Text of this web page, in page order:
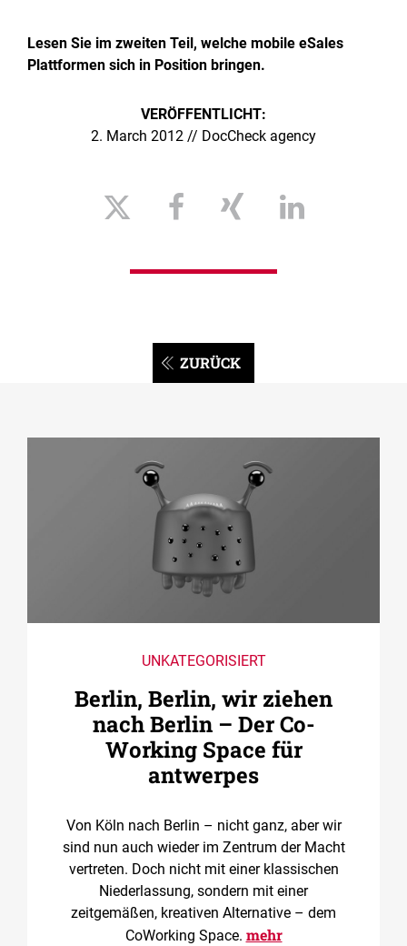
Lesen Sie im zweiten Teil, welche mobile eSales
Plattformen sich in Position bringen.
VERÖFFENTLICHT:
2. March 2012 // DocCheck agency
ZURÜCK
UNKATEGORISIERT
Berlin, Berlin, wir ziehen
nach Berlin – Der Co­
Working Space für
antwerpes
Von Köln nach Berlin – nicht ganz, aber wir
sind nun auch wieder im Zentrum der Macht
vertreten. Doch nicht mit einer klassischen
Niederlassung, sondern mit einer
zeitgemäßen, kreativen Alternative – dem
CoWorking Space. mehr